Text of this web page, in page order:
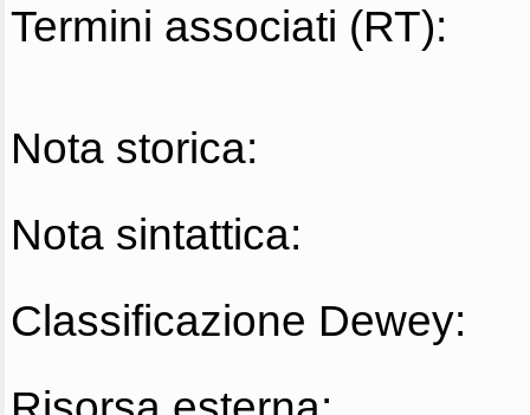
Termini associati (RT):
Nota storica:
Nota sintattica:
Classificazione Dewey: